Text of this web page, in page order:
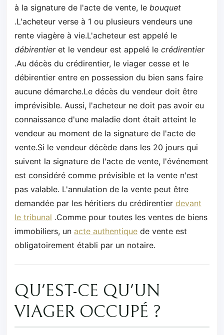
à la signature de l'acte de vente, le bouquet
.L'acheteur verse à 1 ou plusieurs vendeurs une
rente viagère à vie.L'acheteur est appelé le
débirentieret le vendeur est appelé le crédirentier
.Au décès du crédirentier, le viager cesse et le
débirentier entre en possession du bien sans faire
aucune démarche.Le décès du vendeur doit être
imprévisible. Aussi, l'acheteur ne doit pas avoir eu
connaissance d'une maladie dont était atteint le
vendeur au moment de la signature de l'acte de
vente.Si le vendeur décède dans les 20 jours qui
suivent la signature de l'acte de vente, l'événement
est considéré comme prévisible et la vente n'est
pas valable. L'annulation de la vente peut être
demandée par les héritiers du crédirentier devant
le tribunal .Comme pour toutes les ventes de biens
immobiliers, un acte authentique de vente est
obligatoirement établi par un notaire.
QU'EST-CE QU'UN
VIAGER OCCUPÉ ?